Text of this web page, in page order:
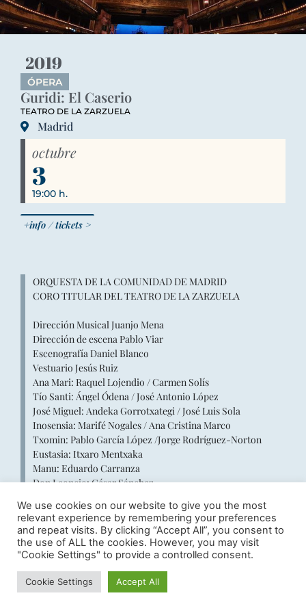
2019
ÓPERA
Guridi: El Caserio
TEATRO DE LA ZARZUELA
Madrid
octubre
3
19:00 h.
+info / tickets >
ORQUESTA DE LA COMUNIDAD DE MADRID
CORO TITULAR DEL TEATRO DE LA ZARZUELA
Dirección Musical Juanjo Mena
Dirección de escena Pablo Viar
Escenografía Daniel Blanco
Vestuario Jesús Ruiz
Ana Mari: Raquel Lojendio / Carmen Solís
Tío Santi: Ángel Ódena / José Antonio López
José Miguel: Andeka Gorrotxategi / José Luis Sola
Inosensia: Marifé Nogales / Ana Cristina Marco
Txomin: Pablo García López /Jorge Rodríguez-Norton
Eustasia: Itxaro Mentxaka
Manu: Eduardo Carranza
Don Leoncio: César Sánchez
We use cookies on our website to give you the most
relevant experience by remembering your preferences
and repeat visits. By clicking “Accept All”, you consent to
the use of ALL the cookies. However, you may visit
"Cookie Settings" to provide a controlled consent.
Cookie Settings Accept All